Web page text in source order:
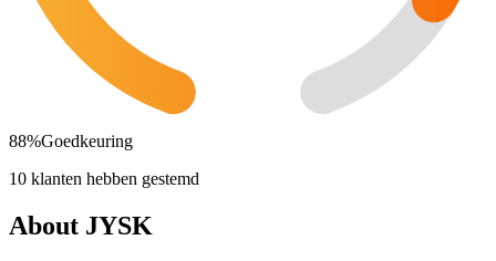
88%Goedkeuring
10 klanten hebben gestemd
About JYSK